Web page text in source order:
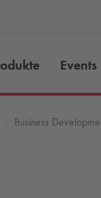
Events
Business